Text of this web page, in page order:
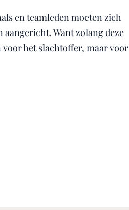
en teamleden moeten zich
aangericht. Want zolang deze
het slachtoffer, maar voor